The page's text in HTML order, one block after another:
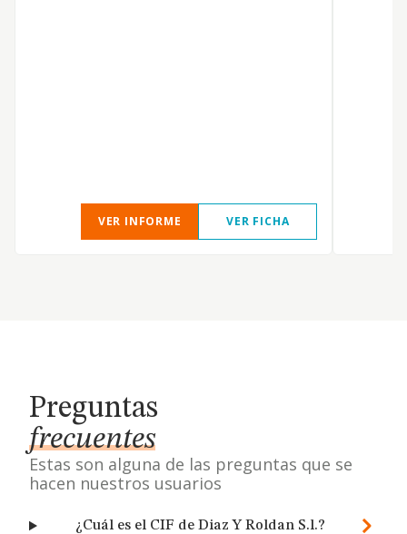
VER INFORME VER FICHA
Preguntas
frecuentes
Estas son alguna de las preguntas que se
hacen nuestros usuarios
¿Cuál es el CIF de Diaz Y Roldan S.l.?